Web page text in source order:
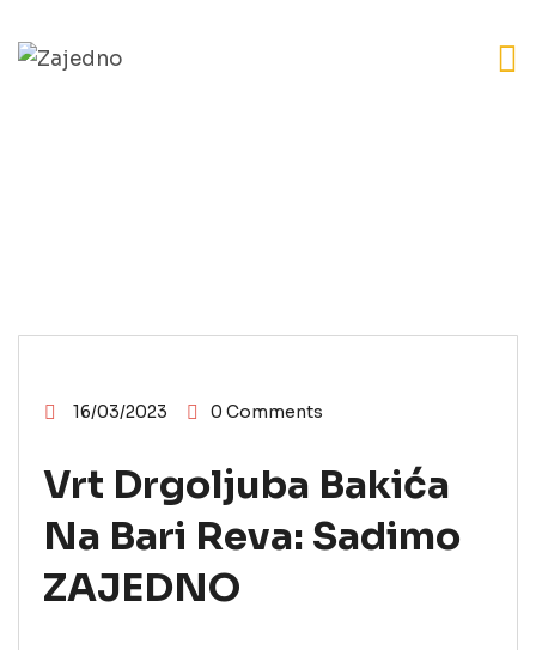
16/03/2023 0 Comments
Vrt Drgoljuba Bakića
Na Bari Reva: Sadimo
ZAJEDNO